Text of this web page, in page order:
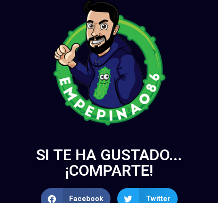
SI TE HA GUSTADO...
¡COMPARTE!
Facebook Twitter